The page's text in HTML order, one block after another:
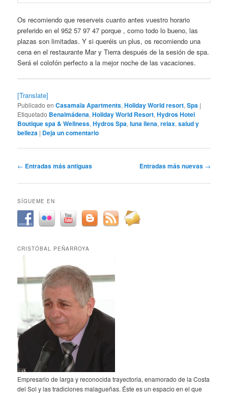
Os recomiendo que reserveis cuanto antes vuestro horario
preferido en el 952 57 97 47 porque , como todo lo bueno, las
plazas son limitadas. Y si queréis un plus, os recomiendo una
cena en el restaurante Mar y Tierra después de la sesión de spa.
Será el colofón perfecto a la mejor noche de las vacaciones.
[Translate]
Publicado en Casamaïa Apartments,Holiday World resort,Spa |
Etiquetado Benalmádena,Holiday World Resort,Hydros Hotel
Boutique spa & Wellness,Hydros Spa,luna llena,relax,salud y
belleza | Deja un comentario
Navegación
entradas
← Entradas más antiguas Entradas más nuevas →
SÍGUEME EN
CRISTÓBAL PEÑARROYA
Empresario de larga y reconocida trayectoria, enamorado de la Costa
del Sol y las tradiciones malagueñas. Éste es un espacio en el que